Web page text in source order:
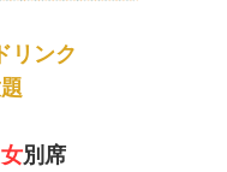
リンク
女別席